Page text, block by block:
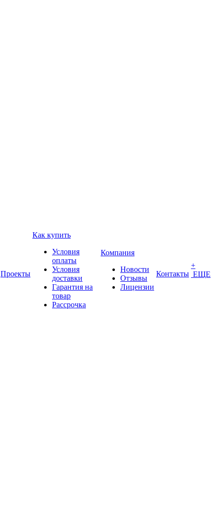
Проекты
Как купить
Условия
оплаты
Условия
доставки
Гарантия на
товар
Рассрочка
Компания
Новости
Отзывы
Лицензии
Контакты
+
ЕЩЕ